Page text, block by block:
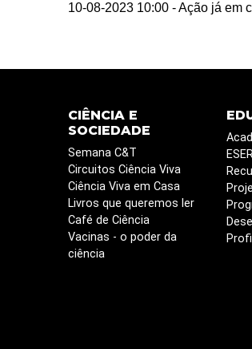
10-08-2023 10:00 - Ação já em
CIÊNCIA E
SOCIEDADE
Semana C&T
Circuitos Ciência Viva
Ciência Viva em Casa
Livros que queremos ler
Café de Ciência
Vacinas - o poder da
ciência